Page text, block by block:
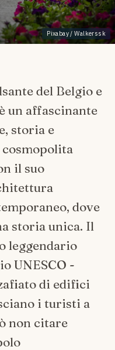
Pixabay / Walkerssk
del Belgio e
un affascinante
storia e
il suo
dove
storia unica. Il
leggendario
UNESCO -
di edifici
i turisti a
non citare